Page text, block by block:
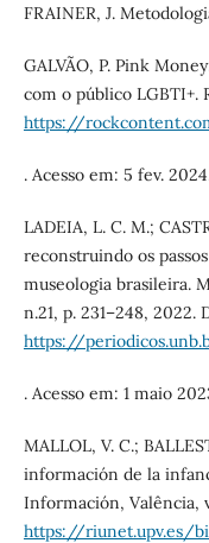
FRAINER, J.
GALVÃO, P. Pink
com o público LGBTI+.
https://
. Acesso em: 5 fev.
LADEIA, L. C. M.;
reconstruindo os
museologia brasileira.
n.21, p. 231–248, 2022.
https://
. Acesso em: 1 maio
MALLOL, V. C.;
información de la
Información, Valência,
https://riunet.upv.es/